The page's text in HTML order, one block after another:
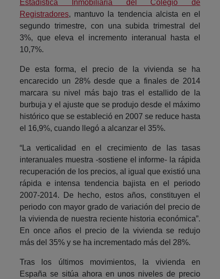
Estadística Inmobiliaria del Colegio de
Registradores, mantuvo la tendencia alcista en el
segundo trimestre, con una subida trimestral del
3%, que eleva el incremento interanual hasta el
10,7%.
De esta forma, el precio de la vivienda se ha
encarecido un 28% desde que a finales de 2014
marcara su nivel más bajo tras el estallido de la
burbuja y el ajuste que se produjo desde el máximo
histórico que se estableció en 2007 se reduce hasta
el 16,9%, cuando llegó a alcanzar el 35%.
“La verticalidad en el crecimiento de las tasas
interanuales muestra -sostiene el informe- la rápida
recuperación de los precios, al igual que existió una
rápida e intensa tendencia bajista en el periodo
2007-2014. De hecho, estos años, constituyen el
periodo con mayor grado de variación del precio de
la vivienda de nuestra reciente historia económica”.
En once años el precio de la vivienda se redujo
más del 35% y se ha incrementado más del 28%.
Tras los últimos movimientos, la vivienda en
España se sitúa ahora en unos niveles de precio